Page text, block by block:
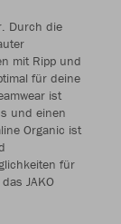
Durch die
mit Ripp und
für deine
ist
und einen
Organic ist
für
JAKO